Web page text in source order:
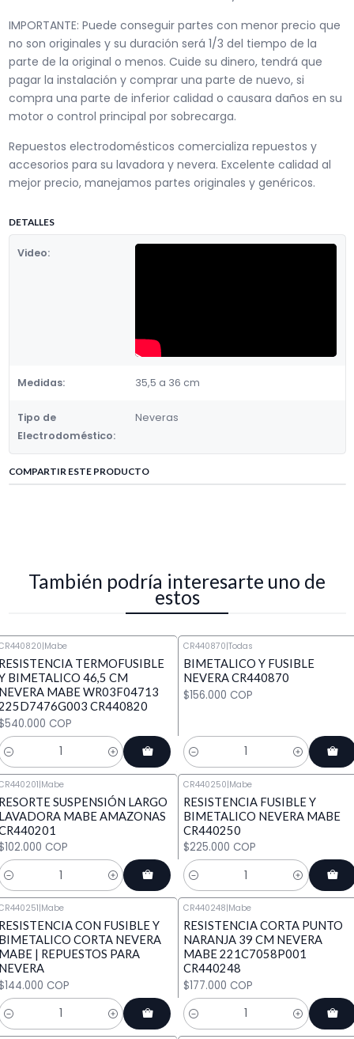
IMPORTANTE: Puede conseguir partes con menor precio que
no son originales y su duración será 1/3 del tiempo de la
parte de la original o menos. Cuide su dinero, tendrá que
pagar la instalación y comprar una parte de nuevo, si
compra una parte de inferior calidad o causara daños en su
motor o control principal por sobrecarga.
Repuestos electrodomésticos comercializa repuestos y
accesorios para su lavadora y nevera. Excelente calidad al
mejor precio, manejamos partes originales y genéricos.
DETALLES
Video:
Medidas: 35,5 a 36 cm
Tipo de
Electrodoméstico:
Neveras
COMPARTIR ESTE PRODUCTO
También podría interesarte uno de
estos
|Mabe
TERMOFUSIBLE
BIMETALICO 46,5 CM
MABE WR03F04713
CR440820
COP
CR440870|Todas
BIMETALICO Y FUSIBLE
NEVERA CR440870
$156.000 COP
Cantidad
|Mabe
SUSPENSIÓN LARGO
MABE AMAZONAS
COP
CR440250|Mabe
RESISTENCIA FUSIBLE Y
BIMETALICO NEVERA MABE
CR440250
$225.000 COP
Cantidad
|Mabe
CON FUSIBLE Y
CORTA NEVERA
| REPUESTOS PARA
COP
CR440248|Mabe
RESISTENCIA CORTA PUNTO
NARANJA 39 CM NEVERA
MABE 221C7058P001
CR440248
$177.000 COP
Cantidad